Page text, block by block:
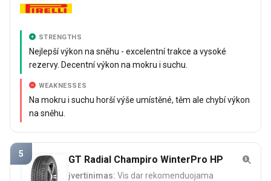
STRENGTHS
Nejlepší výkon na sněhu - excelentní trakce a vysoké
rezervy. Decentní výkon na mokru i suchu.
WEAKNESSES
Na mokru i suchu horší výše umístěné, těm ale chybí výkon
na sněhu.
5 GT Radial Champiro WinterPro HP
įvertinimas: Vis dar rekomenduojama